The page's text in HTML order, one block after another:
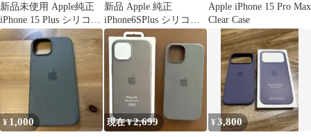
新品未使用 Apple純正
iPhone 15 Plus シリコー
ンケース
新品 Apple 純正
iPhone6SPlus シリコン
ケース Orange
Apple iPhone 15 Pro Max
Clear Case
¥ 1,000 現在 ¥2,699 ¥3,800